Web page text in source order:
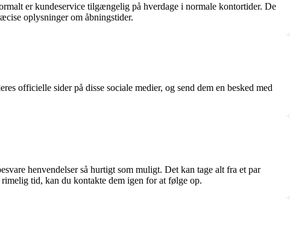
er kundeservice tilgængelig på hverdage i normale kontortider. De
oplysninger om åbningstider.
officielle sider på disse sociale medier, og send dem en besked med
henvendelser så hurtigt som muligt. Det kan tage alt fra et par
tid, kan du kontakte dem igen for at følge op.